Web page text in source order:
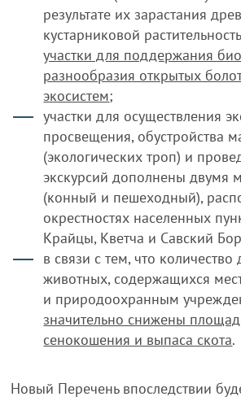
результате их зарастания
кустарниковой
участки для поддержания
разнообразия открытых
экосистем;
участки для осуществления
просвещения, обустройства
(экологических троп) и
экскурсий дополнены двумя
(конный и пешеходный),
окрестностях населенных
Крайцы, Кветча и Савский
в связи с тем, что
животных, содержащихся
и природоохранным
значительно снижены
сенокошения и выпаса скота.
Новый Перечень впоследствии